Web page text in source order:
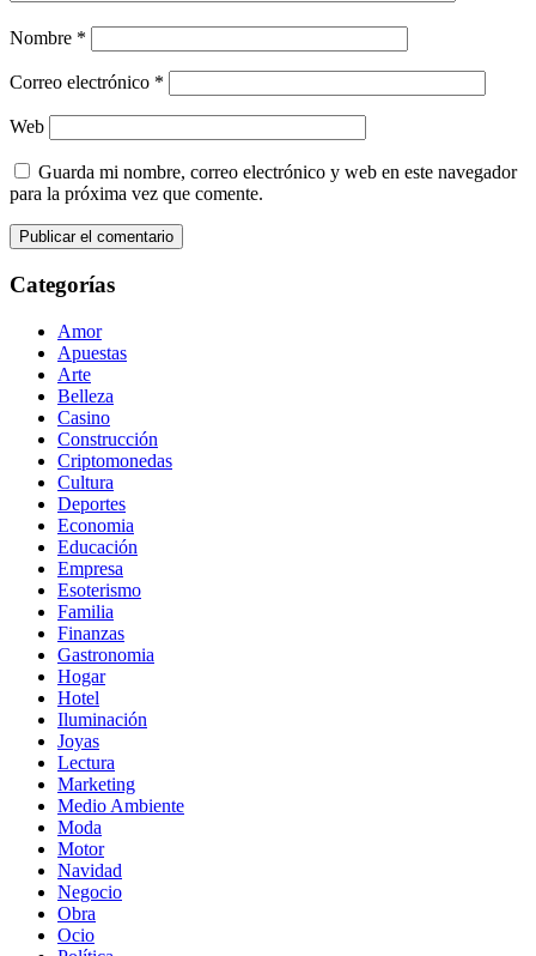
Nombre *
Correo electrónico *
Web
Guarda mi nombre, correo electrónico y web en este navegador
para la próxima vez que comente.
Categorías
Amor
Apuestas
Arte
Belleza
Casino
Construcción
Criptomonedas
Cultura
Deportes
Economia
Educación
Empresa
Esoterismo
Familia
Finanzas
Gastronomia
Hogar
Hotel
Iluminación
Joyas
Lectura
Marketing
Medio Ambiente
Moda
Motor
Navidad
Negocio
Obra
Ocio